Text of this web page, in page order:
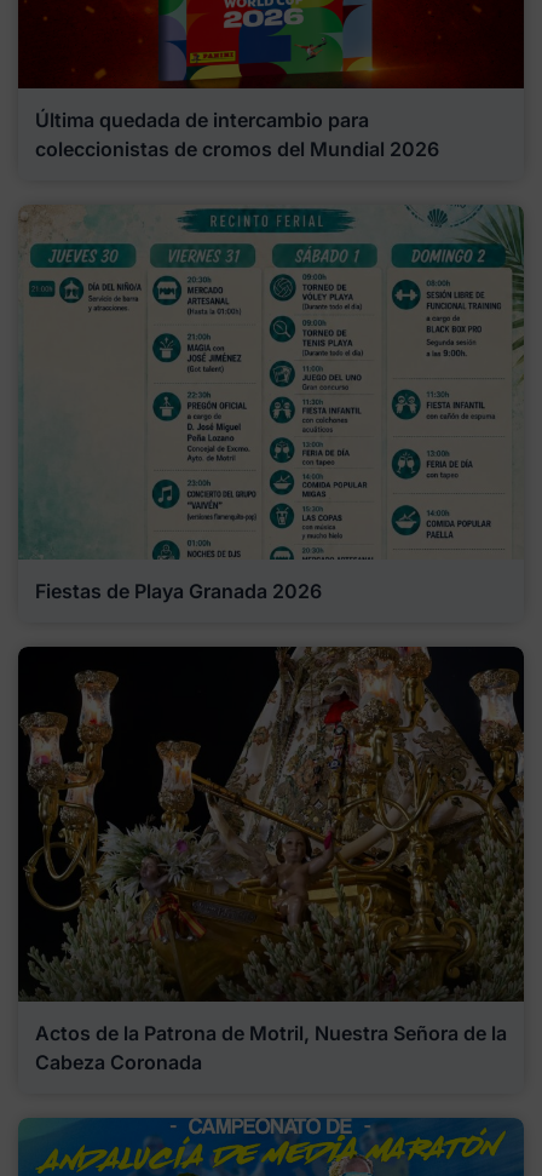
Última quedada de intercambio para
coleccionistas de cromos del Mundial 2026
Fiestas de Playa Granada 2026
Actos de la Patrona de Motril, Nuestra Señora de la
Cabeza Coronada